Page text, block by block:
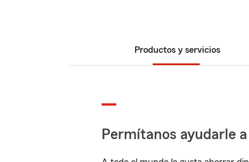
Productos y servicios
Permítanos ayudarle